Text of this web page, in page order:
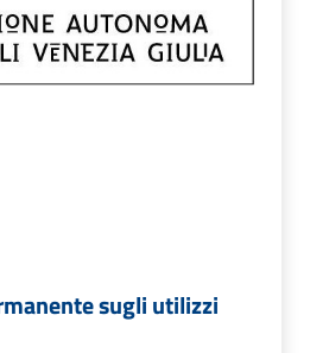
sugli utilizzi